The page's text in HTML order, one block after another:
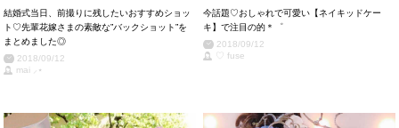
結婚式当日、前撮りに残したいおすすめショッ
ト♡先輩花嫁さまの素敵な”バックショット”を
まとめました◎
2018/09/12
mai ⸝⋆
今話題♡おしゃれで可愛い【ネイキッドケー
キ】で注目の的＊゜
2018/09/12
♡ fuse